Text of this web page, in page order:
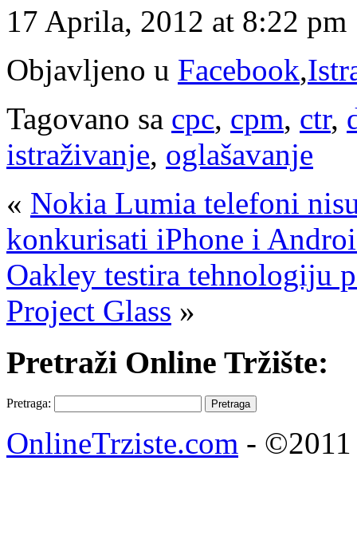
17 Aprila, 2012 at 8:22 pm
Objavljeno u Facebook,
Tagovano sa cpc, cpm, ctr,
istraživanje, oglašavanje
« Nokia Lumia telefoni
konkurisati iPhone i
Oakley testira tehnologiju
Project Glass »
Pretraži Online Tržište:
Pretraga:
OnlineTrziste.com - ©2011